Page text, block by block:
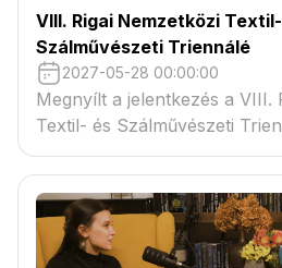
VIII. Rigai Nemzetközi
Szálművészeti Triennálé
2027-05-28 00:00:00
Megnyílt a jelentkezés a VIII.
Textil- és Szálművészeti